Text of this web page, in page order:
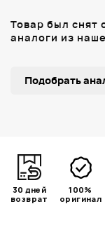
Товар был снят
аналоги из
Подобрать
30 дней
возврат
100%
оригинал